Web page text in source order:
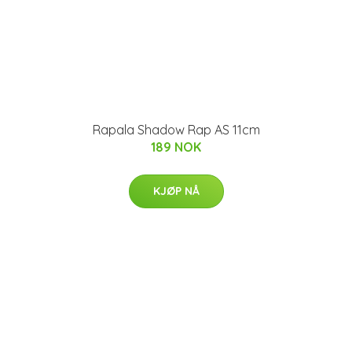
Rapala Shadow Rap AS 11cm
189 NOK
KJØP NÅ